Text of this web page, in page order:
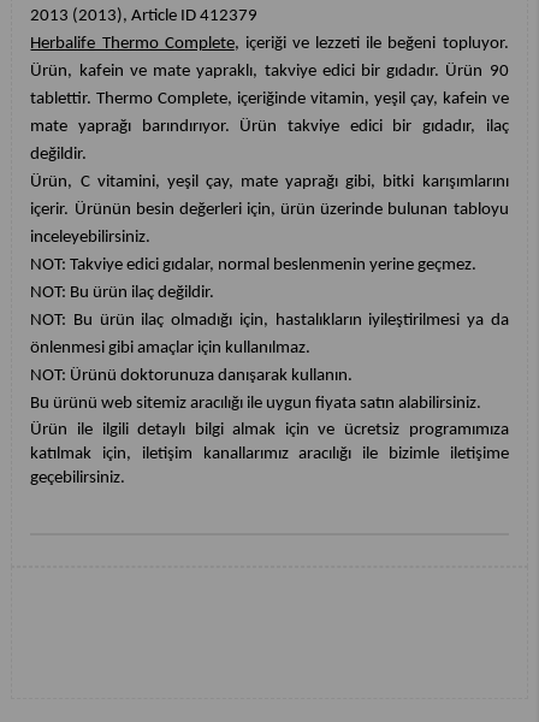
2013 (2013), Article ID 412379
Herbalife Thermo Complete, içeriği ve lezzeti ile beğeni topluyor.
Ürün, kafein ve mate yapraklı, takviye edici bir gıdadır. Ürün 90
tablettir. Thermo Complete, içeriğinde vitamin, yeşil çay, kafein ve
mate yaprağı barındırıyor. Ürün takviye edici bir gıdadır, ilaç
değildir.
Ürün, C vitamini, yeşil çay, mate yaprağı gibi, bitki karışımlarını
içerir. Ürünün besin değerleri için, ürün üzerinde bulunan tabloyu
inceleyebilirsiniz.
NOT: Takviye edici gıdalar, normal beslenmenin yerine geçmez.
NOT: Bu ürün ilaç değildir.
NOT: Bu ürün ilaç olmadığı için, hastalıkların iyileştirilmesi ya da
önlenmesi gibi amaçlar için kullanılmaz.
NOT: Ürünü doktorunuza danışarak kullanın.
Bu ürünü web sitemiz aracılığı ile uygun fiyata satın alabilirsiniz.
Ürün ile ilgili detaylı bilgi almak için ve ücretsiz programımıza
katılmak için, iletişim kanallarımız aracılığı ile bizimle iletişime
geçebilirsiniz.